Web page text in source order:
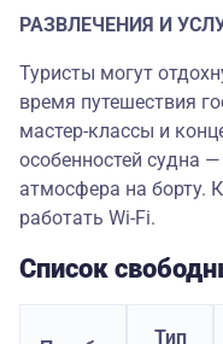
РАЗВЛЕЧЕНИЯ И
Туристы могут
время путешествия
мастер-классы и
особенностей судна
атмосфера на борту.
работать Wi-Fi.
Список
Тип